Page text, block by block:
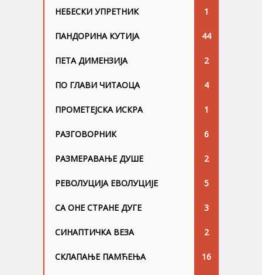
НЕБЕСКИ УПРЕТНИК 1
ПАНДОРИНА КУТИЈА 44
ПЕТА ДИМЕНЗИЈА 2
ПО ГЛАВИ ЧИТАОЦА 4
ПРОМЕТЕЈСКА ИСКРА 1
РАЗГОВОРНИК 6
РАЗМЕРАВАЊЕ ДУШЕ 2
РЕВОЛУЦИЈА ЕВОЛУЦИЈЕ 5
СА ОНЕ СТРАНЕ ДУГЕ 3
СИНАПТИЧКА ВЕЗА 2
СКЛАПАЊЕ ПАМЋЕЊА 16